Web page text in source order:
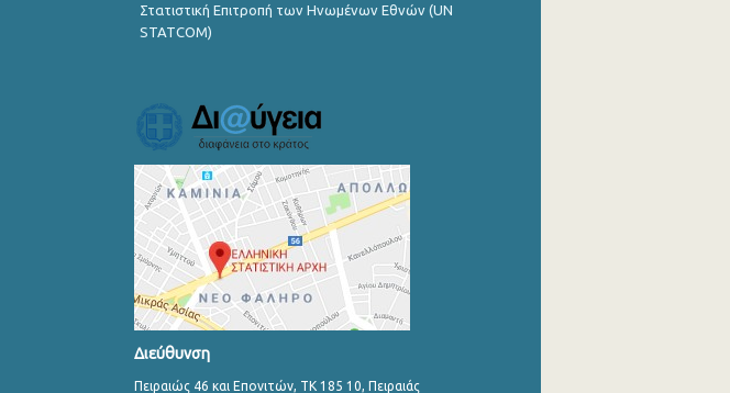
Στατιστική Επιτροπή των Ηνωμένων Εθνών (UN
STATCOM)
Διεύθυνση
Πειραιώς 46 και Επονιτών, ΤΚ 185 10, Πειραιάς